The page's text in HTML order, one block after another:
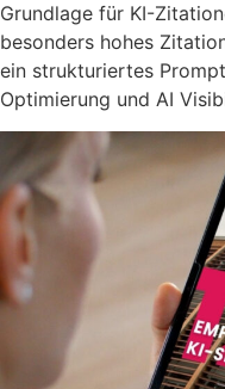
Grundlage für KI-
besonders hohes
ein strukturiertes
Optimierung und AI